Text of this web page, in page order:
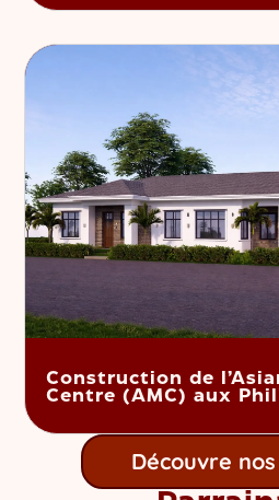
Construction de
Centre (AMC) aux
Découvre